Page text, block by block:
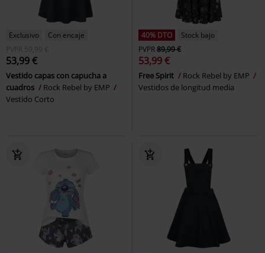
Exclusivo
Con encaje
PVPR
59,99 €
53,99 €
Vestido capas con capucha a
cuadros
Rock Rebel by EMP
Vestido Corto
40% DTO
Stock bajo
PVPR89,99 €
53,99 €
Free Spirit
Rock Rebel by EMP
Vestidos de longitud media